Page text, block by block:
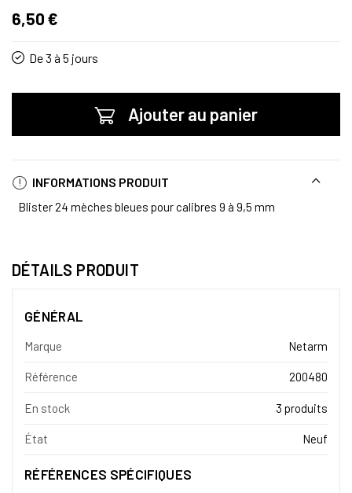
6,50 €
De 3 à 5 jours
Ajouter au panier
INFORMATIONS PRODUIT
Blister 24 mèches bleues pour calibres 9 à 9,5 mm
DÉTAILS PRODUIT
GÉNÉRAL
Marque Netarm
Référence 200480
En stock 3 produits
État Neuf
RÉFÉRENCES SPÉCIFIQUES